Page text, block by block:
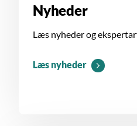
Nyheder
Læs nyheder og
Læs nyheder